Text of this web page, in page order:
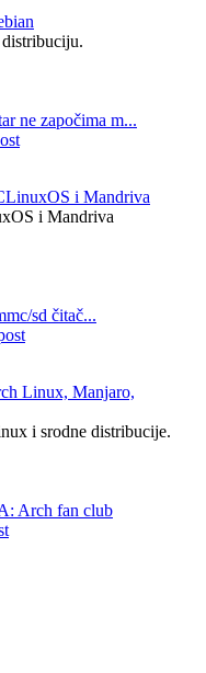
ne započima m...
i Mandriva
i Mandriva
sd čitač...
Linux, Manjaro,
i srodne distribucije.
Arch fan club